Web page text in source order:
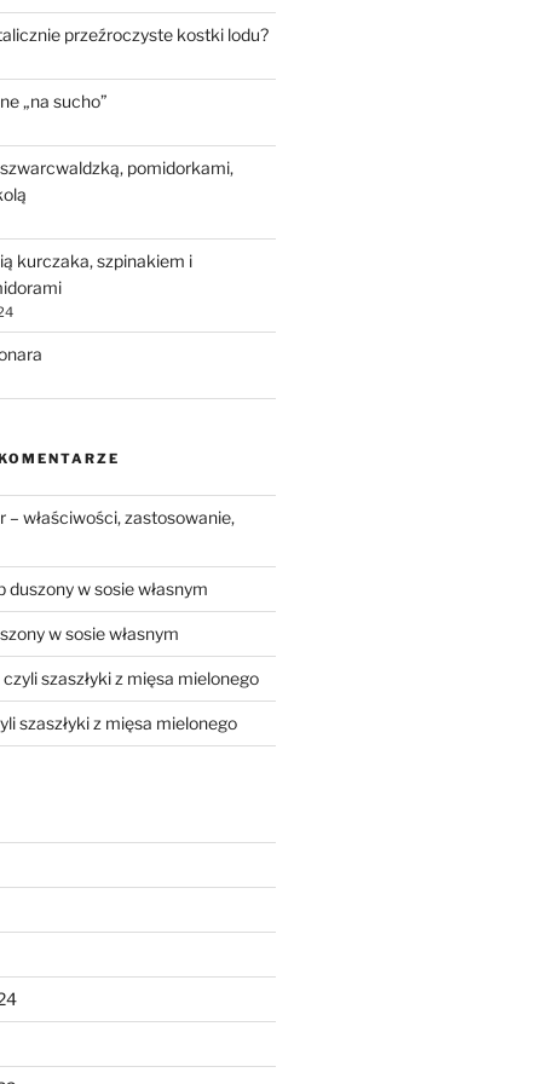
przeźroczyste kostki lodu?
„na sucho”
pomidorkami,
kurczaka, szpinakiem i
– właściwości, zastosowanie,
duszony w sosie własnym
w sosie własnym
szaszłyki z mięsa mielonego
szaszłyki z mięsa mielonego